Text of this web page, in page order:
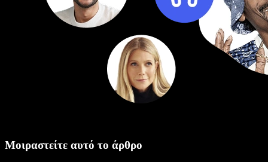
Μοιραστείτε αυτό το άρθρο